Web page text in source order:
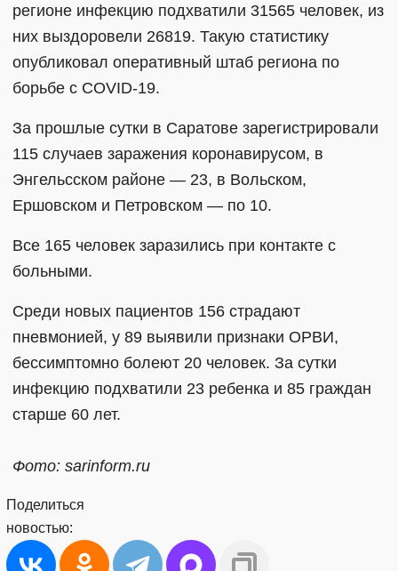
регионе инфекцию подхватили 31565 человек, из
них выздоровели 26819. Такую статистику
опубликовал оперативный штаб региона по
борьбе с COVID-19.
За прошлые сутки в Саратове зарегистрировали
115 случаев заражения коронавирусом, в
Энгельсском районе — 23, в Вольском,
Ершовском и Петровском — по 10.
Все 165 человек заразились при контакте с
больными.
Среди новых пациентов 156 страдают
пневмонией, у 89 выявили признаки ОРВИ,
бессимптомно болеют 20 человек. За сутки
инфекцию подхватили 23 ребенка и 85 граждан
старше 60 лет.
Фото: sarinform.ru
Поделиться
новостью: